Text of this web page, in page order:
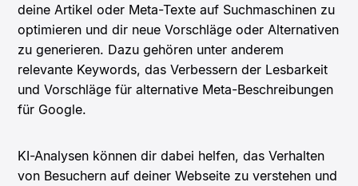
deine Artikel oder Meta-Texte auf Suchmaschinen zu
optimieren und dir neue Vorschläge oder Alternativen
zu generieren. Dazu gehören unter anderem
relevante Keywords, das Verbessern der Lesbarkeit
und Vorschläge für alternative Meta-Beschreibungen
für Google.
KI-Analysen können dir dabei helfen, das Verhalten
von Besuchern auf deiner Webseite zu verstehen und